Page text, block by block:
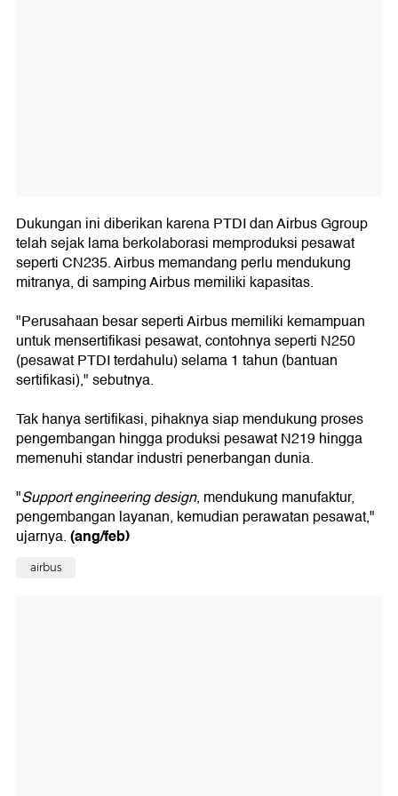
Dukungan ini diberikan karena PTDI dan Airbus Ggroup
telah sejak lama berkolaborasi memproduksi pesawat
seperti CN235. Airbus memandang perlu mendukung
mitranya, di samping Airbus memiliki kapasitas.
"Perusahaan besar seperti Airbus memiliki kemampuan
untuk mensertifikasi pesawat, contohnya seperti N250
(pesawat PTDI terdahulu) selama 1 tahun (bantuan
sertifikasi)," sebutnya.
Tak hanya sertifikasi, pihaknya siap mendukung proses
pengembangan hingga produksi pesawat N219 hingga
memenuhi standar industri penerbangan dunia.
"Support engineering design, mendukung manufaktur,
pengembangan layanan, kemudian perawatan pesawat,"
ujarnya.(ang/feb)
airbus